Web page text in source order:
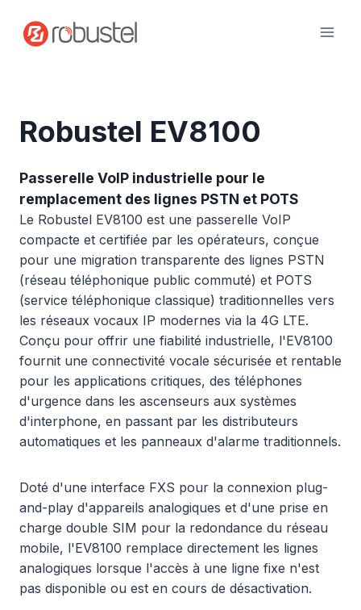
contenu
Robustel EV8100
Passerelle VoIP industrielle pour le
remplacement des lignes PSTN et POTS
Le Robustel EV8100 est une passerelle VoIP
compacte et certifiée par les opérateurs, conçue
pour une migration transparente des lignes PSTN
(réseau téléphonique public commuté) et POTS
(service téléphonique classique) traditionnelles vers
les réseaux vocaux IP modernes via la 4G LTE.
Conçu pour offrir une fiabilité industrielle, l'EV8100
fournit une connectivité vocale sécurisée et rentable
pour les applications critiques, des téléphones
d'urgence dans les ascenseurs aux systèmes
d'interphone, en passant par les distributeurs
automatiques et les panneaux d'alarme traditionnels.
Doté d'une interface FXS pour la connexion plug-
and-play d'appareils analogiques et d'une prise en
charge double SIM pour la redondance du réseau
mobile, l'EV8100 remplace directement les lignes
analogiques lorsque l'accès à une ligne fixe n'est
pas disponible ou est en cours de désactivation.